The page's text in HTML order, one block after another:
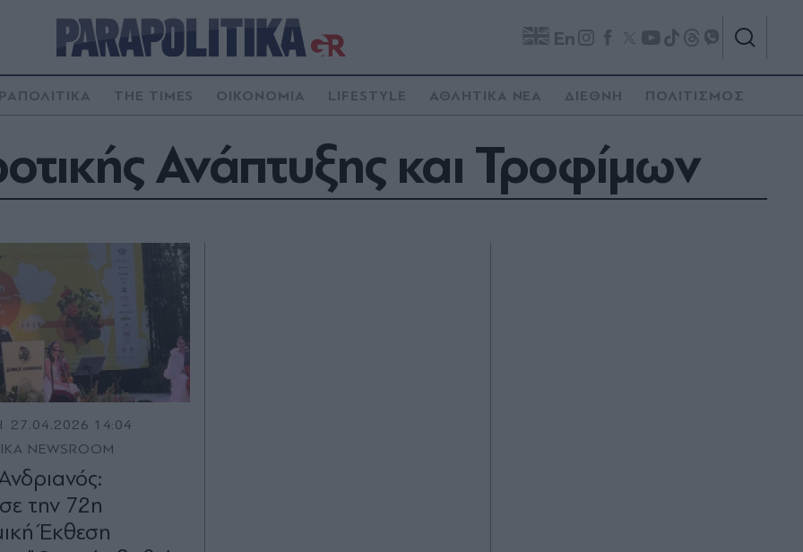
En
THE TIMES ΟΙΚΟΝΟΜΙΑ LIFESTYLE ΑΘΛΗΤΙΚΑ ΝΕΑ ΔΙΕΘΝΗ ΠΟΛΙΤΙΣΜΟΣ
Ανάπτυξης και Τροφίμων
27.04.2026 14:04
NEWSROOM
την 72η
Έκθεση